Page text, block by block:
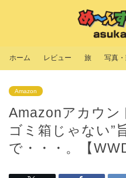
ホーム レビュー 旅 写真
Amazon
Amazonアカウン
ゴミ箱じゃない”
で・・・。【